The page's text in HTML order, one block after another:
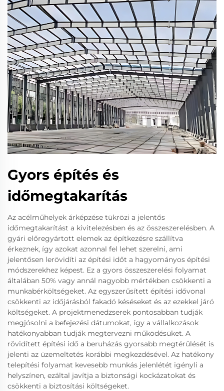
Gyors építés és
időmegtakarítás
Az acélműhelyek árképzése tükrözi a jelentős
időmegtakarítást a kivitelezésben és az összeszerelésben. A
gyári előregyártott elemek az építkezésre szállítva
érkeznek, így azokat azonnal fel lehet szerelni, ami
jelentősen lerövidíti az építési időt a hagyományos építési
módszerekhez képest. Ez a gyors összeszerelési folyamat
általában 50% vagy annál nagyobb mértékben csökkenti a
munkabérköltségeket. Az egyszerűsített építési idővonal
csökkenti az időjárásból fakadó késéseket és az ezekkel járó
költségeket. A projektmenedzserek pontosabban tudják
megjósolni a befejezési dátumokat, így a vállalkozások
hatékonyabban tudják megtervezni működésüket. A
rövidített építési idő a beruházás gyorsabb megtérülését is
jelenti az üzemeltetés korábbi megkezdésével. Az hatékony
telepítési folyamat kevesebb munkás jelenlétét igényli a
helyszínen, ezáltal javítja a biztonsági kockázatokat és
csökkenti a biztosítási költségeket.